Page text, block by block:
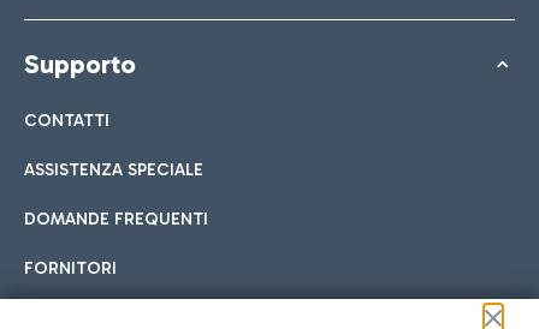
Supporto
CONTATTI
ASSISTENZA SPECIALE
DOMANDE FREQUENTI
FORNITORI